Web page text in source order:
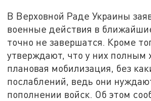
В Верховной Раде Украины
военные действия в
точно не завершатся. Кроме
утверждают, что у них полным
плановая мобилизация, без
послаблений, ведь они
пополнении войск. Об этом